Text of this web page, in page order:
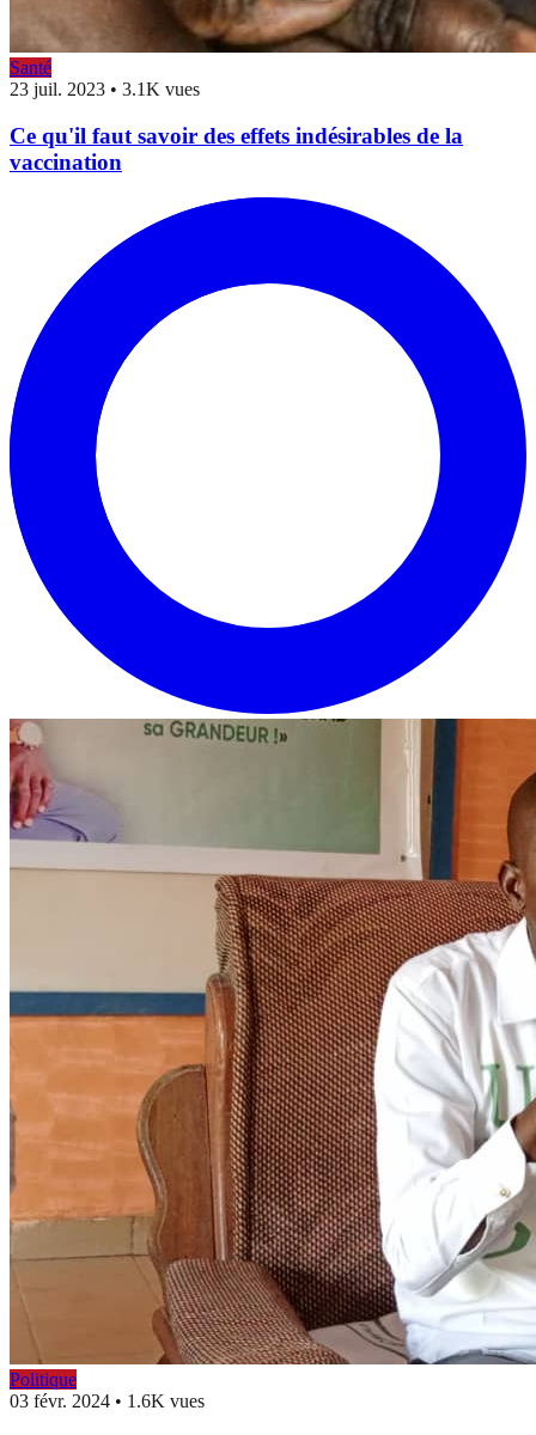
Santé
23 juil. 2023 • 3.1K vues
Ce qu'il faut savoir des effets indésirables de la
vaccination
Politique
03 févr. 2024 • 1.6K vues